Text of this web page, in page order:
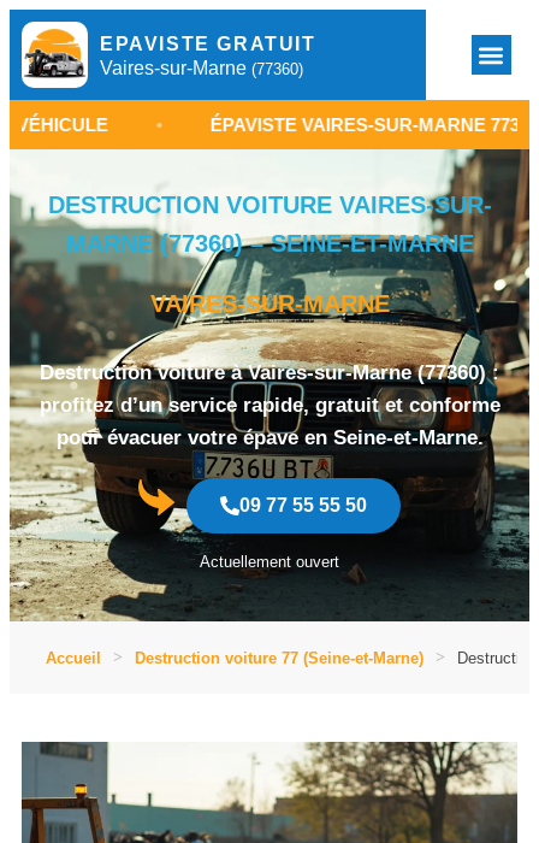
EPAVISTE GRATUIT
Vaires-sur-Marne (77360)
• ÉPAVISTE VAIRES-SUR-MARNE 77360 •
DESTRUCTION VOITURE VAIRES-SUR-
MARNE (77360) – SEINE-ET-MARNE
VAIRES-SUR-MARNE
Destruction voiture à Vaires-sur-Marne (77360) :
profitez d’un service rapide, gratuit et conforme
pour évacuer votre épave en Seine-et-Marne.
09 77 55 55 50
Actuellement ouvert
Accueil Destruction voiture 77 (Seine-et-Marne)